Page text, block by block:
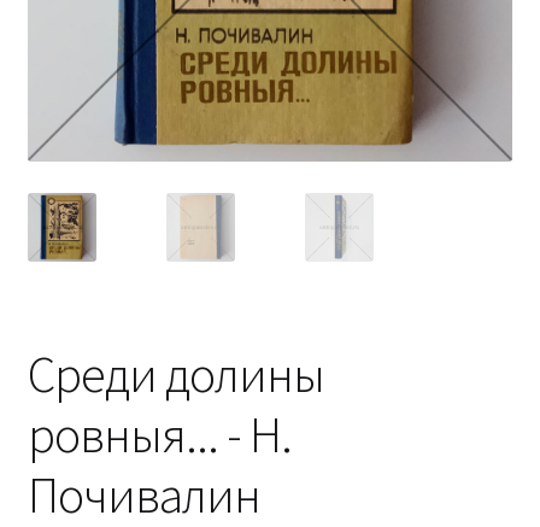
Среди долины
ровныя... - Н.
Почивалин